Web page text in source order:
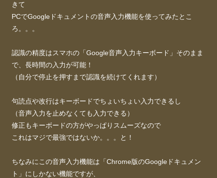
きて
PCでGoogleドキュメントの音声入力機能を使ってみたとこ
ろ。。。
認識の精度はスマホの「Google音声入力キーボード」そのまま
で、長時間の入力が可能！
（自分で停止を押すまで認識を続けてくれます）
句読点や改行はキーボードでちょいちょい入力できるし
（音声入力を止めなくても入力できる）
修正もキーボードの方がやっぱりスムーズなので
これはマジで最強ではないか。。。と！
ちなみにこの音声入力機能は「Chrome版のGoogleドキュメン
ト」にしかない機能ですが、